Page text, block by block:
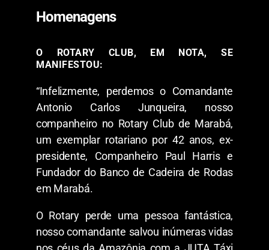
Homenagens
O ROTARY CLUB, EM NOTA, SE
MANIFESTOU:
“Infelizmente, perdemos o Comandante
Antonio Carlos Junqueira, nosso
companheiro no Rotary Club de Marabá,
um exemplar rotariano por 42 anos, ex-
presidente, Companheiro Paul Harris e
Fundador do Banco de Cadeira de Rodas
em Marabá.
O Rotary perde uma pessoa fantástica,
nosso comandante salvou inúmeras vidas